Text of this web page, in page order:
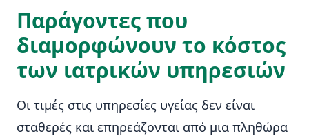
Παράγοντες που
διαμορφώνουν το κόστος
των ιατρικών υπηρεσιών
Οι τιμές στις υπηρεσίες υγείας δεν είναι
σταθερές και επηρεάζονται από μια πληθώρα